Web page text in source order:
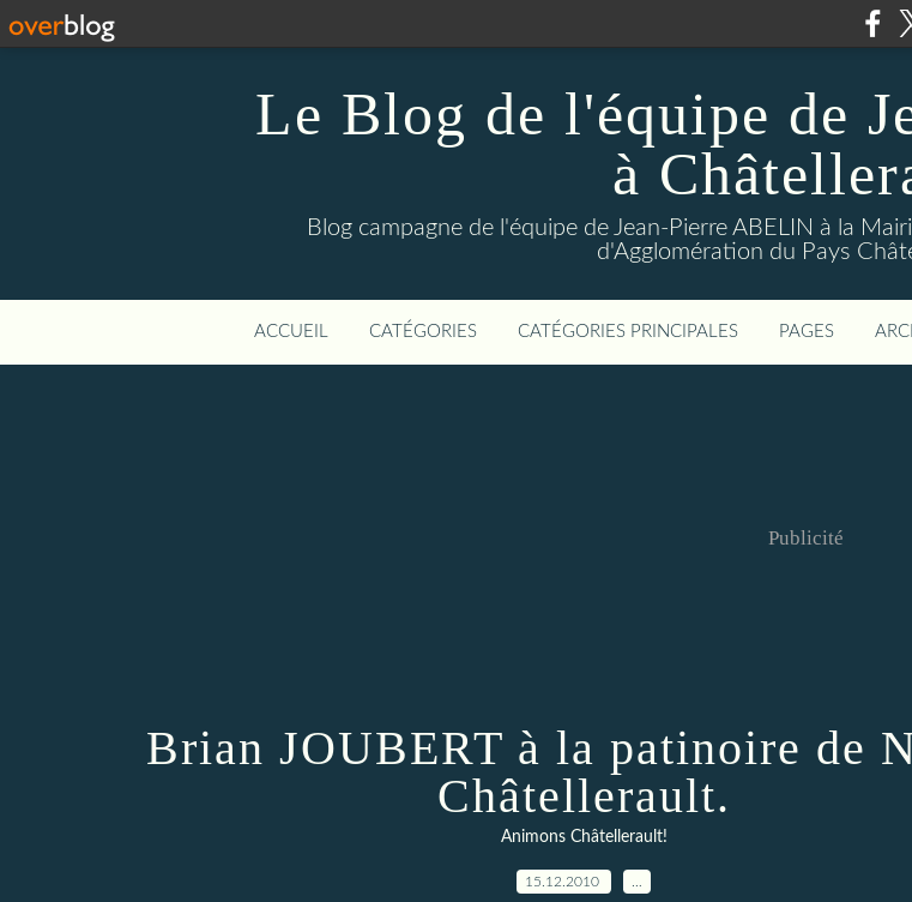
Le Blog de l'équipe de
à
Blog campagne de l'équipe de Jean-Pierre ABELIN à la
d'Agglomération du Pays
ACCUEIL CATÉGORIES CATÉGORIES PRINCIPALES PAGES
Publicité
Brian JOUBERT à la patinoire de
Châtellerault.
Animons Châtellerault!
15.12.2010